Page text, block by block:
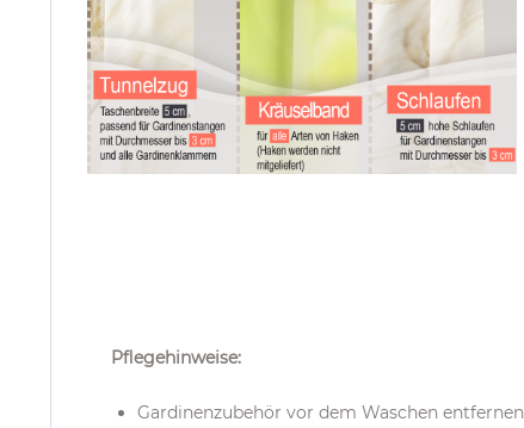
Pflegehinweise:
Gardinenzubehör vor dem Waschen entfernen